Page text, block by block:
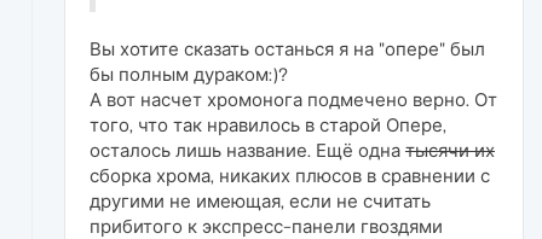
Вы хотите сказать останься я на "опере" был
бы полным дураком:)?
А вот насчет хромонога подмечено верно. От
того, что так нравилось в старой Опере,
осталось лишь название. Ещё одна тысячи их
сборка хрома, никаких плюсов в сравнении с
другими не имеющая, если не считать
прибитого к экспресс-панели гвоздями